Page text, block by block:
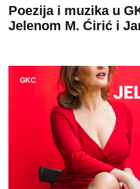
Poezija i muzika u
Jelenom M. Ćirić i
GKC